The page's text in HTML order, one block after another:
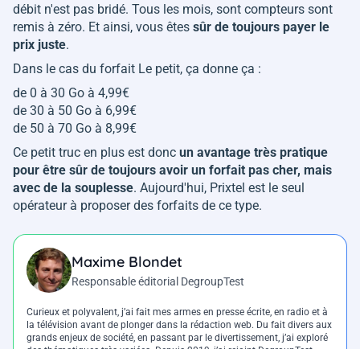
débit n'est pas bridé. Tous les mois, sont compteurs sont
remis à zéro. Et ainsi, vous êtes sûr de toujours payer le
prix juste.
Dans le cas du forfait Le petit, ça donne ça :
de 0 à 30 Go à 4,99€
de 30 à 50 Go à 6,99€
de 50 à 70 Go à 8,99€
Ce petit truc en plus est donc un avantage très pratique
pour être sûr de toujours avoir un forfait pas cher, mais
avec de la souplesse. Aujourd'hui, Prixtel est le seul
opérateur à proposer des forfaits de ce type.
Maxime Blondet
Responsable éditorial DegroupTest
Curieux et polyvalent, j’ai fait mes armes en presse écrite, en radio et à
la télévision avant de plonger dans la rédaction web. Du fait divers aux
grands enjeux de société, en passant par le divertissement, j’ai exploré